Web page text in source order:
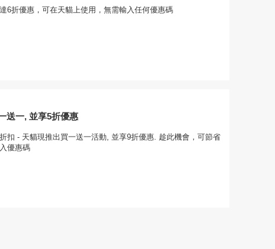
6折優惠，可在天貓上使用，無需輸入任何優惠碼
送一, 並享5折優惠
扣 - 天貓現推出買一送一活動, 並享9折優惠. 趁此機會，可節省
優惠碼